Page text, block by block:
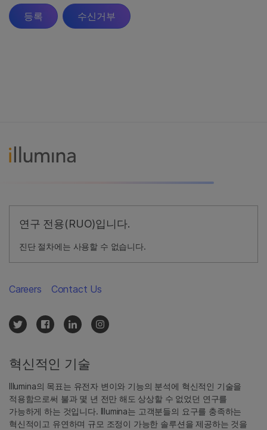
연구 전용(RUO)입니다.
진단 절차에는 사용할 수 없습니다.
혁신적인 기술
Illumina의 목표는 유전자 변이와 기능의 분석에 혁신적인 기술을
적용함으로써 불과 몇 년 전만 해도 상상할 수 없었던 연구를
가능하게 하는 것입니다. Illumina는 고객분들의 요구를 충족하는
혁신적이고 유연하며 규모 조정이 가능한 솔루션을 제공하는 것을
Careers Contact Us